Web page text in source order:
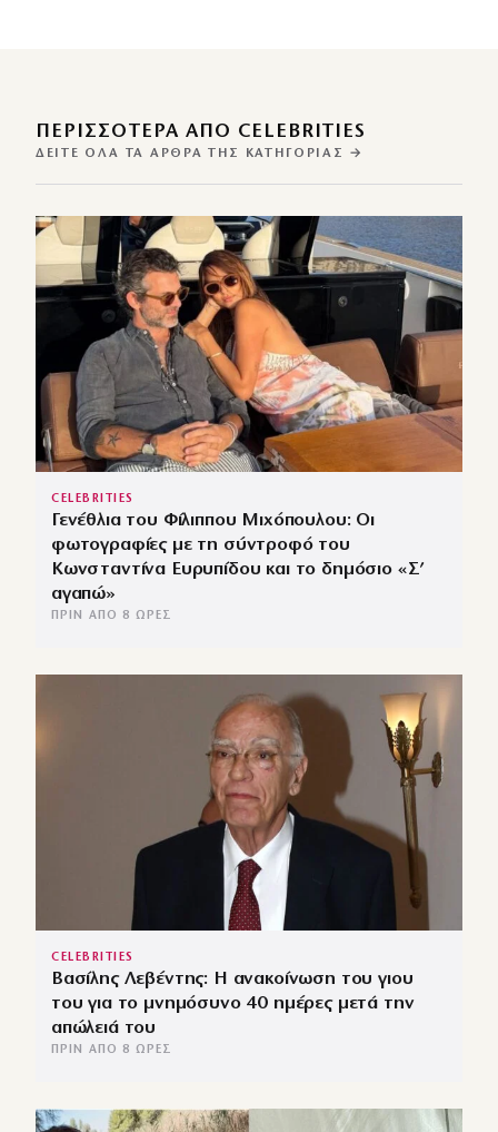
ΠΕΡΙΣΣΌΤΕΡΑ ΑΠΌ CELEBRITIES
ΔΕΊΤΕ ΌΛΑ ΤΑ ΆΡΘΡΑ ΤΗΣ ΚΑΤΗΓΟΡΊΑΣ →
CELEBRITIES
Γενέθλια του Φίλιππου Μιχόπουλου: Οι
φωτογραφίες με τη σύντροφό του
Κωνσταντίνα Ευρυπίδου και το δημόσιο «Σ’
αγαπώ»
ΠΡΙΝ ΑΠΌ 8 ΏΡΕΣ
CELEBRITIES
Βασίλης Λεβέντης: Η ανακοίνωση του γιου
του για το μνημόσυνο 40 ημέρες μετά την
απώλειά του
ΠΡΙΝ ΑΠΌ 8 ΏΡΕΣ